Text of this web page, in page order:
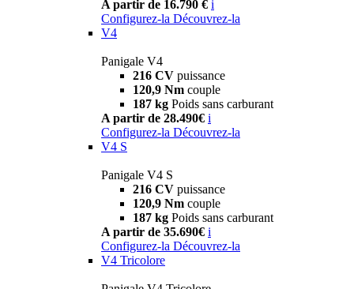
A partir de 16.790 € i
Configurez-la Découvrez-la
V4
Panigale V4
216 CV puissance
120,9 Nm couple
187 kg Poids sans carburant
A partir de 28.490€ i
Configurez-la Découvrez-la
V4 S
Panigale V4 S
216 CV puissance
120,9 Nm couple
187 kg Poids sans carburant
A partir de 35.690€ i
Configurez-la Découvrez-la
V4 Tricolore